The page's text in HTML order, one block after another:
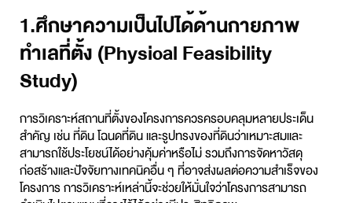
1.ศึกษาความเป็นไปได้ด้านกายภาพ
ทำเลที่ตั้ง (Physical Feasibility
Study)
การวิเคราะห์สถานที่ตั้งของโครงการควรครอบคลุมหลายประเด็น
สำคัญ เช่น ที่ดิน โฉนดที่ดิน และรูปทรงของที่ดินว่าเหมาะสมและ
สามารถใช้ประโยชน์ได้อย่างคุ้มค่าหรือไม่ รวมถึงการจัดหาวัสดุ
ก่อสร้างและปัจจัยทางเทคนิคอื่น ๆ ที่อาจส่งผลต่อความสำเร็จของ
โครงการ การวิเคราะห์เหล่านี้จะช่วยให้มั่นใจว่าโครงการสามารถ